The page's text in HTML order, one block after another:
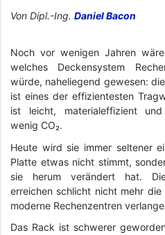
Von Dipl.-Ing. Daniel Bacon
Noch vor wenigen Jahren
welches Deckensystem
würde, naheliegend gewesen:
ist eines der effizientesten
ist leicht, materialeffizient
wenig CO₂.
Heute wird sie immer seltener
Platte etwas nicht stimmt,
sie herum verändert hat.
erreichen schlicht nicht mehr
moderne Rechenzentren
Das Rack ist schwerer